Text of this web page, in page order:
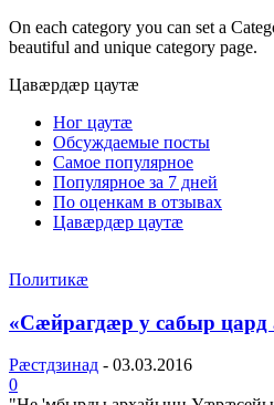
On each category you can set a
beautiful and unique category page.
Цавæрдæр цаутæ
Ног цаутæ
Обсуждаемые посты
Самое популярное
Популярное за 7 дней
По оценкам в отзывах
Цавæрдæр цаутæ
Политикæ
«Сæйрагдæр у сабыр
Рæстдзинад - 03.03.2016
0